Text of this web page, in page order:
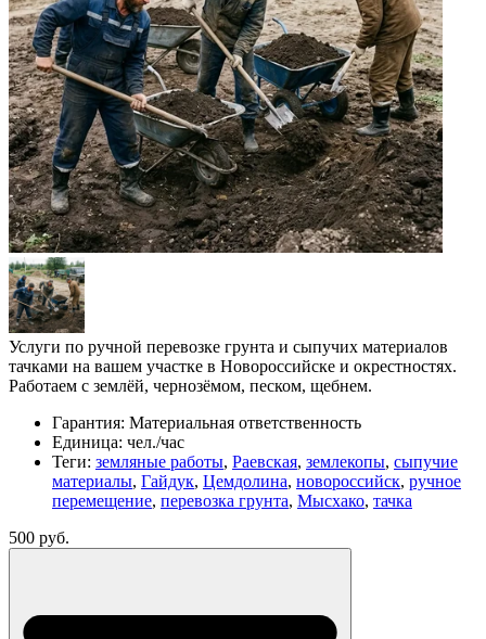
Услуги по ручной перевозке грунта и сыпучих материалов
тачками на вашем участке в Новороссийске и окрестностях.
Работаем с землёй, чернозёмом, песком, щебнем.
Гарантия: Материальная ответственность
Единица: чел./час
Теги: земляные работы, Раевская, землекопы, сыпучие
материалы, Гайдук, Цемдолина, новороссийск, ручное
перемещение, перевозка грунта, Мысхако, тачка
500 руб.